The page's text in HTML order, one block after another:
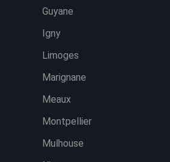
Guyane
Igny
Limoges
Marignane
Meaux
Montpellier
Mulhouse